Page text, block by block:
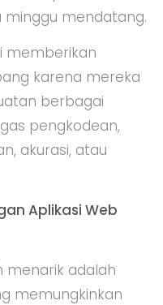
mendatang.
memberikan
karena mereka
berbagai
pengkodean,
akurasi, atau
Aplikasi Web
menarik adalah
memungkinkan